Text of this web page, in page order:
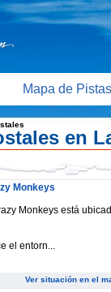
Mapa de Pistas
en
Monkeys
Monkeys está
el entorn...
Ver situación en el